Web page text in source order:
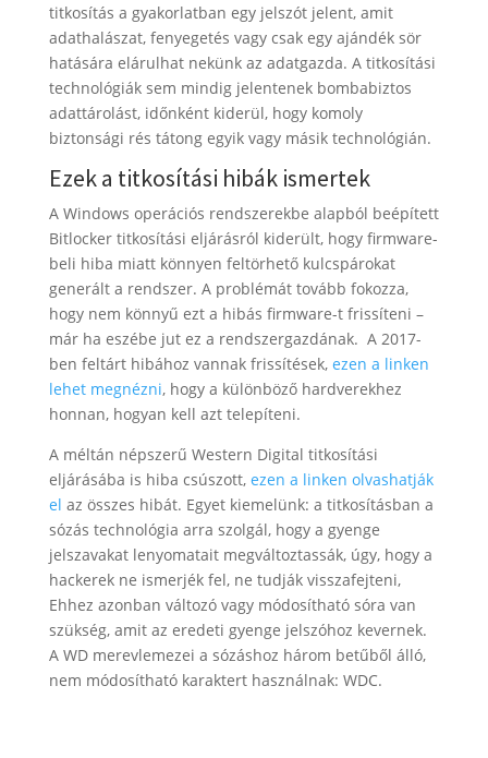
titkosítás a gyakorlatban egy jelszót jelent, amit
adathalászat, fenyegetés vagy csak egy ajándék sör
hatására elárulhat nekünk az adatgazda. A titkosítási
technológiák sem mindig jelentenek bombabiztos
adattárolást, időnként kiderül, hogy komoly
biztonsági rés tátong egyik vagy másik technológián.
Ezek a titkosítási hibák ismertek
A Windows operációs rendszerekbe alapból beépített
Bitlocker titkosítási eljárásról kiderült, hogy firmware-
beli hiba miatt könnyen feltörhető kulcspárokat
generált a rendszer. A problémát tovább fokozza,
hogy nem könnyű ezt a hibás firmware-t frissíteni –
már ha eszébe jut ez a rendszergazdának. A 2017-
ben feltárt hibához vannak frissítések, ezen a linken
lehet megnézni, hogy a különböző hardverekhez
honnan, hogyan kell azt telepíteni.
A méltán népszerű Western Digital titkosítási
eljárásába is hiba csúszott, ezen a linken olvashatják
el az összes hibát. Egyet kiemelünk: a titkosításban a
sózás technológia arra szolgál, hogy a gyenge
jelszavakat lenyomatait megváltoztassák, úgy, hogy a
hackerek ne ismerjék fel, ne tudják visszafejteni,
Ehhez azonban változó vagy módosítható sóra van
szükség, amit az eredeti gyenge jelszóhoz kevernek.
A WD merevlemezei a sózáshoz három betűből álló,
nem módosítható karaktert használnak: WDC.